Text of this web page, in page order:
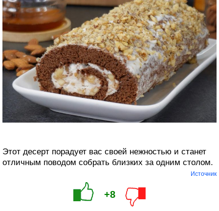
Этот десерт порадует вас своей нежностью и станет
отличным поводом собрать близких за одним столом.
Источник
+8